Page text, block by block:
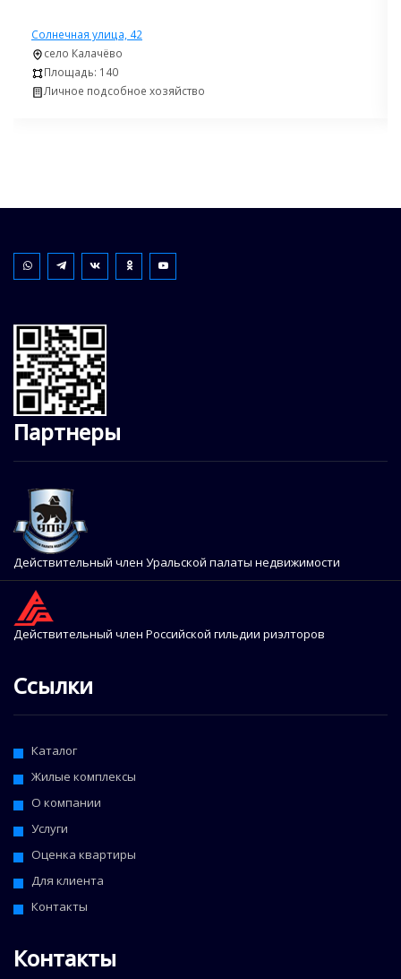
Солнечная улица, 42
село Калачёво
Площадь: 140
Личное подсобное хозяйство
Партнеры
Действительный член Уральской палаты недвижимости
Действительный член Российской гильдии риэлторов
Ссылки
Каталог
Жилые комплексы
О компании
Услуги
Оценка квартиры
Для клиента
Контакты
Контакты